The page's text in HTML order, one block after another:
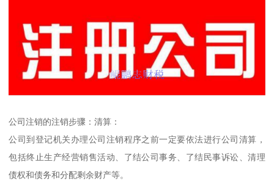
公司注销的注销步骤：清算：
公司到登记机关办理公司注销程序之前一定要依法进行公司清算，
包括终止生产经营销售活动、了结公司事务、了结民事诉讼、清理
债权和债务和分配剩余财产等。